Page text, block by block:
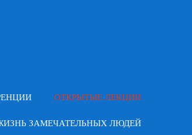
ОТКРЫТЫЕ ЛЕКЦИИ
ЗАМЕЧАТЕЛЬНЫХ ЛЮДЕЙ